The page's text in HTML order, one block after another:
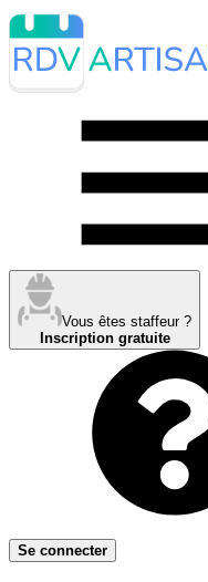
Vous êtes staffeur ?
Inscription gratuite
Se connecter